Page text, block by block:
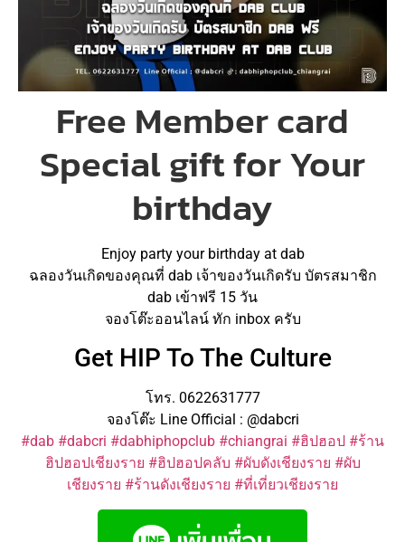
Free Member card
Special gift for Your
birthday
Enjoy party your birthday at dab
ฉลองวันเกิดของคุณที่ dab เจ้าของวันเกิดรับ บัตรสมาชิก
dab เข้าฟรี 15 วัน
จองโต๊ะออนไลน์ ทัก inbox ครับ
Get HIP To The Culture
โทร. 0622631777
จองโต๊ะ Line Official : @dabcri
#dab #dabcri #dabhiphopclub #chiangrai #ฮิปฮอป #ร้าน
ฮิปฮอปเชียงราย #ฮิปฮอปคลับ #ผับดังเชียงราย #ผับ
เชียงราย #ร้านดังเชียงราย #ที่เที่ยวเชียงราย